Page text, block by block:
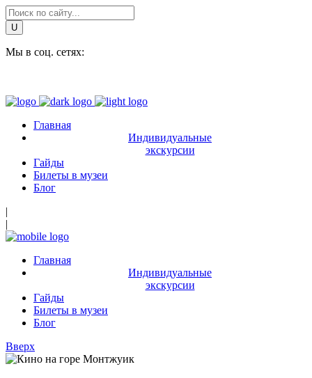
Мы в соц. сетях:
Главная
Индивидуальные
экскурсии
Гайды
Билеты в музеи
Блог
|
|
Главная
Индивидуальные
экскурсии
Гайды
Билеты в музеи
Блог
Вверх